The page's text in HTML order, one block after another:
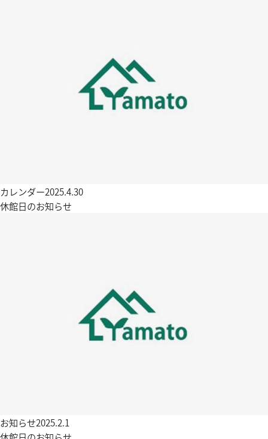
カレンダー2025.4.30
休館日のお知らせ
お知らせ2025.2.1